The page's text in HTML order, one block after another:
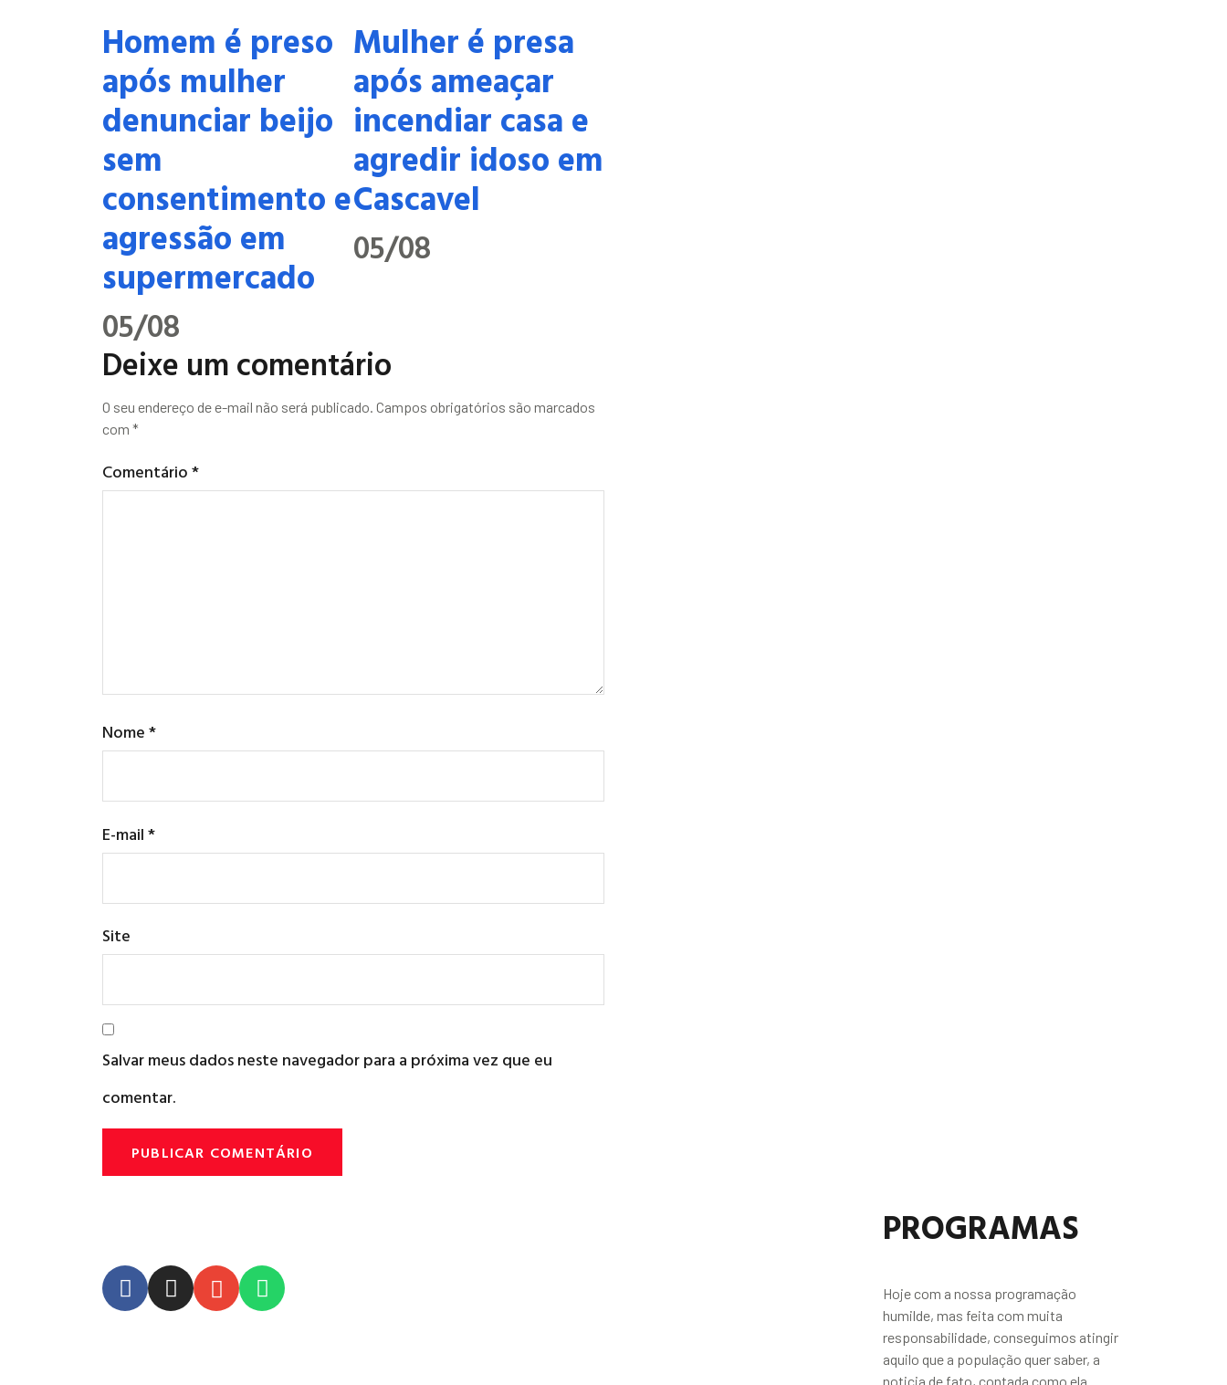
Homem é preso
após mulher
denunciar beijo
sem
consentimento e
agressão em
supermercado
05/08
Mulher é presa
após ameaçar
incendiar casa e
agredir idoso em
Cascavel
05/08
Deixe um comentário
O seu endereço de e-mail não será publicado. Campos obrigatórios são marcados
com *
Comentário*
Nome*
E-mail*
Site
Salvar meus dados neste navegador para a próxima vez que eu
comentar.
PROGRAMAS
Hoje com a nossa programação
humilde, mas feita com muita
responsabilidade, conseguimos atingir
aquilo que a população quer saber, a
noticia de fato, contada como ela